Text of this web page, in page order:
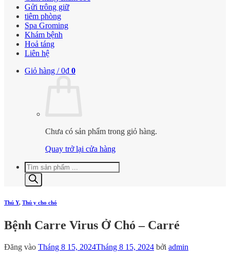
Gửi trông giữ
tiêm phòng
Spa Groming
Khám bệnh
Hoả táng
Liên hệ
Giỏ hàng /0₫ 0
Chưa có sản phẩm trong giỏ hàng.
Quay trở lại cửa hàng
Tìm
kiếm
sản
Thú Y, Thú y cho chó
Bệnh Carre Virus Ở Chó – Carré
Đăng vào Tháng 8 15, 2024Tháng 8 15, 2024 bởi admin